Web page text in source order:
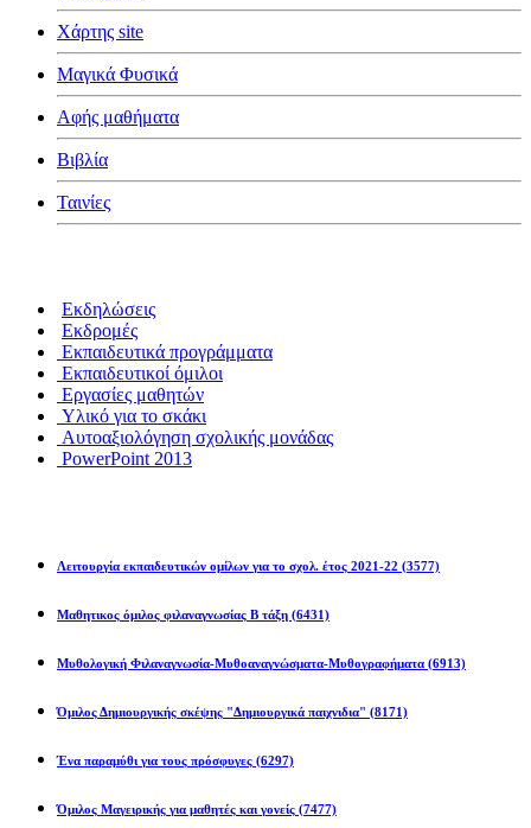
Χάρτης site
Μαγικά Φυσικά
Αφής μαθήματα
Βιβλία
Ταινίες
Εκδηλώσεις
Εκδρομές
Εκπαιδευτικά προγράμματα
Εκπαιδευτικοί όμιλοι
Εργασίες μαθητών
Υλικό για το σκάκι
Αυτοαξιολόγηση σχολικής μονάδας
PowerPoint 2013
Λειτουργία εκπαιδευτικών ομίλων για το σχολ. έτος 2021-22 (3577)
Μαθητικος όμιλος φιλαναγνωσίας Β τάξη (6431)
Μυθολογική Φιλαναγνωσία-Μυθοαναγνώσματα-Μυθογραφήματα (6913)
Όμιλος Δημιουργικής σκέψης "Δημιουργικά παιχνιδια" (8171)
Ένα παραμύθι για τους πρόσφυγες (6297)
Όμιλος Μαγειρικής για μαθητές και γονείς (7477)